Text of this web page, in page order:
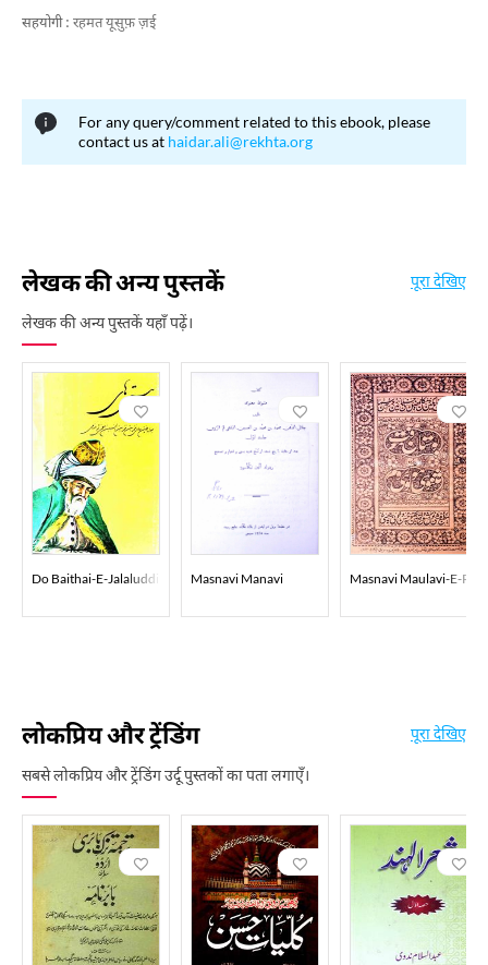
सहयोगी : रहमत यूसुफ़ ज़ई
For any query/comment related to this ebook, please
contact us at haidar.ali@rekhta.org
लेखक की अन्य पुस्तकें
लेखक की अन्य पुस्तकें यहाँ पढ़ें।
पूरा देखिए
Do Baithai-E-Jalaluddin RumiMasnavi Manavi Masnavi Maulavi-E-
लोकप्रिय और ट्रेंडिंग
सबसे लोकप्रिय और ट्रेंडिंग उर्दू पुस्तकों का पता लगाएँ।
पूरा देखिए